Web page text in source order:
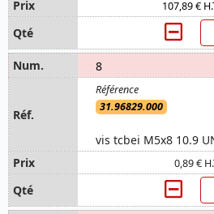
107,89 €
8
31.96829.000
vis tcbei M5x8 10.9
0,89 €